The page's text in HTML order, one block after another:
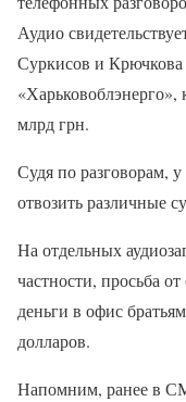
Аудио
Суркисов и Крючкова
«Харьковоблэнерго»,
млрд грн.
Судя по разговорам,
отвозить различные
На отдельных
частности, просьба
деньги в офис
долларов.
Напомним, ранее в